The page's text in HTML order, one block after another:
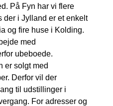
På Fyn har vi flere
der i Jylland er et enkelt
og fire huse i Kolding.
med
ubeboede.
er solgt med
Derfor vil der
til udstillinger i
For adresser og